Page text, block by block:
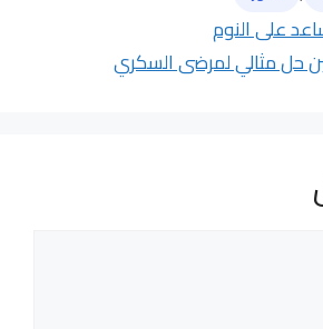
على النوم
حل مثالي لمرضى السكري